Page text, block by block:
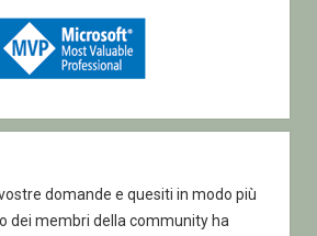
domande e quesiti in modo più
dei membri della community ha